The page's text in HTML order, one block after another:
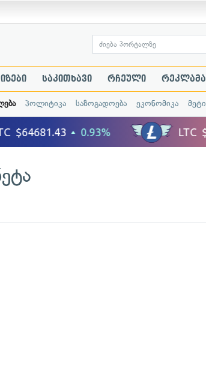
საკითხავი რჩეული რეკლამა
პოლიტიკა საზოგადოება ეკონომიკა მეტი